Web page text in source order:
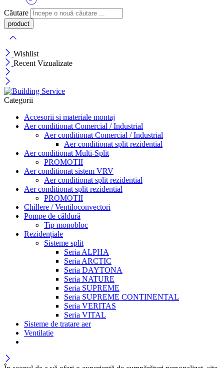
Căutare
Wishlist
Recent Vizualizate
Categorii
Accesorii si materiale montaj
Aer conditionat Comercial / Industrial
Aer conditionat Comercial / Industrial
Aer conditionat split rezidential
Aer conditionat Multi-Split
PROMOTII
Aer conditionat sistem VRV
Aer conditionat split rezidential
Aer conditionat split rezidential
PROMOTII
Chillere / Ventiloconvectori
Pompe de căldură
Tip monobloc
Rezidențiale
Sisteme split
Seria ALPHA
Seria ARCTIC
Seria DAYTONA
Seria NATURE
Seria SUPREME
Seria SUPREME CONTINENTAL
Seria VERITAS
Seria VITAL
Sisteme de tratare aer
Ventilatie